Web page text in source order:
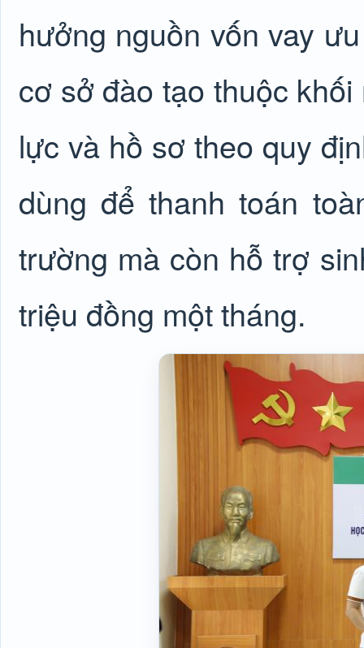
hưởng nguồn vốn vay
cơ sở đào tạo thuộc
lực và hồ sơ theo quy
dùng để thanh toán
trường mà còn hỗ trợ
triệu đồng một tháng.